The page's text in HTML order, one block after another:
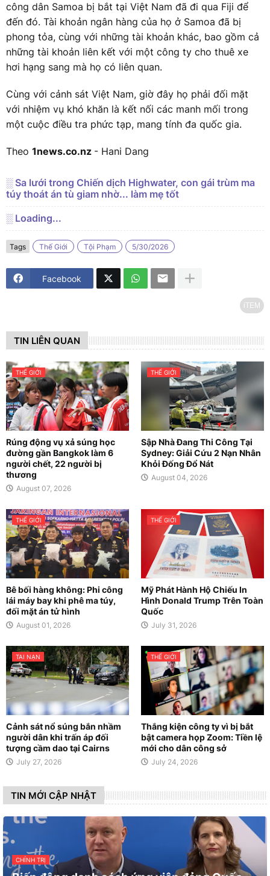
công dân Samoa bị bắt tại Việt Nam đã đi qua Fiji để
đến đó. Tài khoản ngân hàng của họ ở Samoa đã bị
phong tỏa, cùng với những tài khoản khác, bao gồm cả
những tài khoản liên kết với một công ty cho thuê xe
hơi hạng sang mà họ có liên quan.
Cùng với cảnh sát Việt Nam, giờ đây họ phải đối mặt
với nhiệm vụ khó khăn là kết nối các manh mối trong
một cuộc điều tra phức tạp, mang tính đa quốc gia.
Theo 1news.co.nz - Hani Dang
░ Sa lưới trong Chiến dịch Highwater, con gái trùm ma
túy thoát án tù giam nhờ... làm mẹ tốt
░ Loading...
Tags Thế Giới Tội Phạm 5/30/2026
Facebook
iTEM
TIN LIÊN QUAN
THẾ GIỚI
Rúng động vụ xả súng học
đường gần Bangkok làm 6
người chết, 22 người bị
thương
August 07, 2026
THẾ GIỚI
Sập Nhà Đang Thi Công Tại
Sydney: Giải Cứu 2 Nạn Nhân
Khỏi Đống Đổ Nát
August 04, 2026
THẾ GIỚI
Bê bối hàng không: Phi công
lái máy bay khi phê ma túy,
đối mặt án tử hình
August 01, 2026
THẾ GIỚI
Mỹ Phát Hành Hộ Chiếu In
Hình Donald Trump Trên Toàn
Quốc
July 31, 2026
TAI NẠN
Cảnh sát nổ súng bắn nhầm
người dân khi trấn áp đối
tượng cầm dao tại Cairns
July 27, 2026
THẾ GIỚI
Thắng kiện công ty vì bị bắt
bật camera họp Zoom: Tiền lệ
mới cho dân công sở
July 24, 2026
TIN MỚI CẬP NHẬT
CHÍNH TRỊ